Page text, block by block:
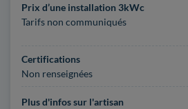
Prix d’une installation 3kWc
Tarifs non communiqués
Certifications
Non renseignées
Plus d'infos sur l'artisan